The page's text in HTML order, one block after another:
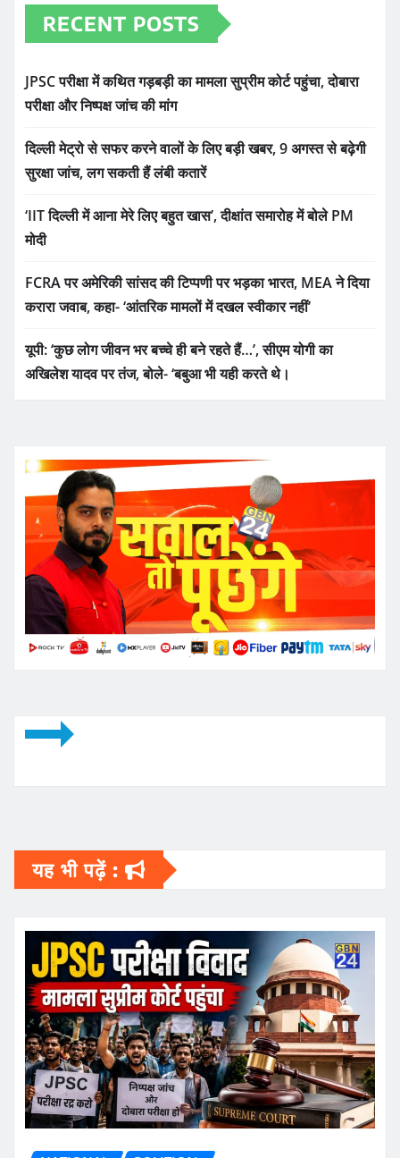
RECENT POSTS
JPSC परीक्षा में कथित गड़बड़ी का मामला सुप्रीम कोर्ट पहुंचा, दोबारा
परीक्षा और निष्पक्ष जांच की मांग
दिल्ली मेट्रो से सफर करने वालों के लिए बड़ी खबर, 9 अगस्त से बढ़ेगी
सुरक्षा जांच, लग सकती हैं लंबी कतारें
‘IIT दिल्ली में आना मेरे लिए बहुत खास’, दीक्षांत समारोह में बोले PM
मोदी
FCRA पर अमेरिकी सांसद की टिप्पणी पर भड़का भारत, MEA ने दिया
करारा जवाब, कहा- ‘आंतरिक मामलों में दखल स्वीकार नहीं’
यूपी: ‘कुछ लोग जीवन भर बच्चे ही बने रहते हैं…’, सीएम योगी का
अखिलेश यादव पर तंज, बोले- ‘बबुआ भी यही करते थे।
यह भी पढ़ें :